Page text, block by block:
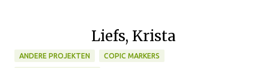
Liefs, Krista
ANDERE PROJEKTEN COPIC MARKERS